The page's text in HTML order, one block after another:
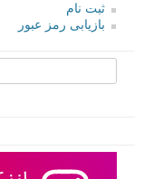
ثبت نام
بازیابی رمز عبور